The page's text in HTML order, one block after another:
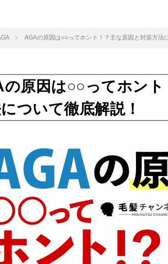
AGAの原因は○○ってホント！？主な原因と対策方法
の原因は○○ってホント
ついて徹底解説！